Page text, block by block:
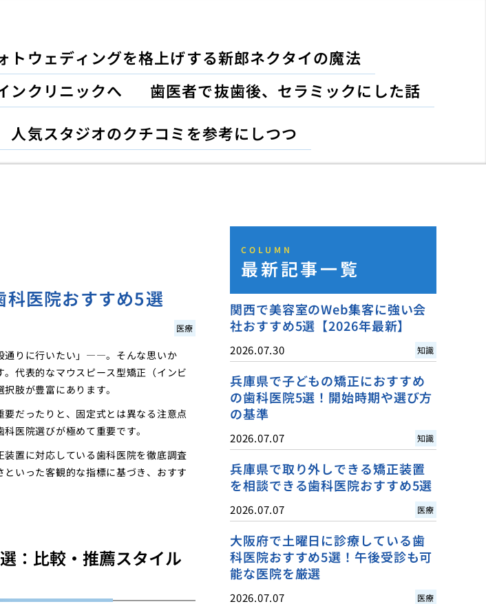
トウェディングを格上げする新郎ネクタイの魔法
ンクリニックへ
歯医者で抜歯後、セラミックにした話
人気スタジオのクチコミを参考にしつつ
医院おすすめ5選
医療
通りに行いたい」――。そんな思いか
代表的なマウスピース型矯正（インビ
肢が豊富にあります。
だったりと、固定式とは異なる注意点
医院選びが極めて重要です。
置に対応している歯科医院を徹底調査
いった客観的な指標に基づき、おすす
：比較・推薦スタイル
COLUMN
最新記事一覧
関西で美容室のWeb集客に強い会
社おすすめ5選【2026年最新】
2026.07.30 知識
兵庫県で子どもの矯正におすすめ
の歯科医院5選！開始時期や選び方
の基準
2026.07.07 知識
兵庫県で取り外しできる矯正装置
を相談できる歯科医院おすすめ5選
2026.07.07 医療
大阪府で土曜日に診療している歯
科医院おすすめ5選！午後受診も可
能な医院を厳選
2026.07.07 医療